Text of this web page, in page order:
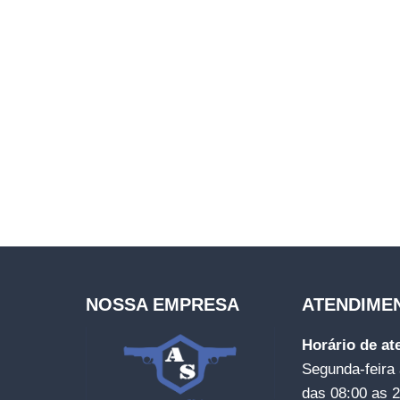
NOSSA EMPRESA
Horário de
Segunda-
das 08:00 as